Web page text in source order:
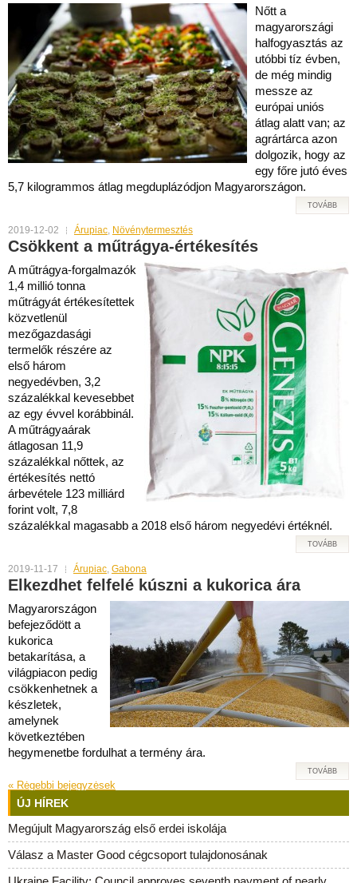
Nőtt a
magyarországi
halfogyasztás az
utóbbi tíz évben,
de még mindig
messze az
európai uniós
átlag alatt van; az
agrártárca azon
dolgozik, hogy az
egy főre jutó éves
5,7 kilogrammos átlag megduplázódjon Magyarországon.
TOVÁBB
2019-12-02 Árupiac, Növénytermesztés
Csökkent a műtrágya-értékesítés
A műtrágya-forgalmazók
1,4 millió tonna
műtrágyát értékesítettek
közvetlenül
mezőgazdasági
termelők részére az
első három
negyedévben, 3,2
százalékkal kevesebbet
az egy évvel korábbinál.
A műtrágyaárak
átlagosan 11,9
százalékkal nőttek, az
értékesítés nettó
árbevétele 123 milliárd
forint volt, 7,8
százalékkal magasabb a 2018 első három negyedévi értéknél.
TOVÁBB
2019-11-17 Árupiac, Gabona
Elkezdhet felfelé kúszni a kukorica ára
Magyarországon
befejeződött a
kukorica
betakarítása, a
világpiacon pedig
csökkenhetnek a
készletek,
amelynek
következtében
hegymenetbe fordulhat a termény ára.
TOVÁBB
« Rėgebbi bejegyzėsek
ÚJ HÍREK
Megújult Magyarország első erdei iskolája
Válasz a Master Good cégcsoport tulajdonosának